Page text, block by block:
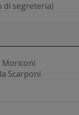
di segreteria)
Moriconi
Scarponi